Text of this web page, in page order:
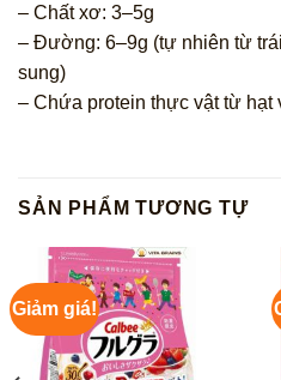
– Chất xơ: 3–5g
– Đường: 6–9g (tự nhiên từ
sung)
– Chứa protein thực vật từ hạt
SẢN PHẨM TƯƠNG TỰ
Giảm giá!